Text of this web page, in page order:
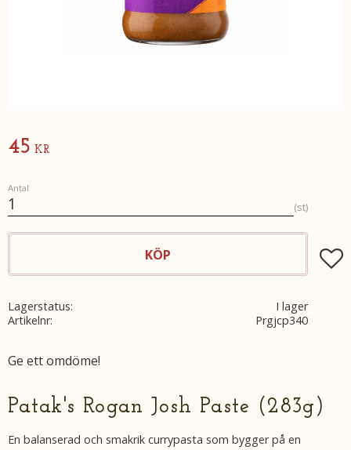
45 KR
Antal
st
KÖP
Lagerstatus
I lager
Artikelnr
Prgjcp340
Ge ett omdöme!
Patak's Rogan Josh Paste (283g)
En balanserad och smakrik currypasta som bygger på en